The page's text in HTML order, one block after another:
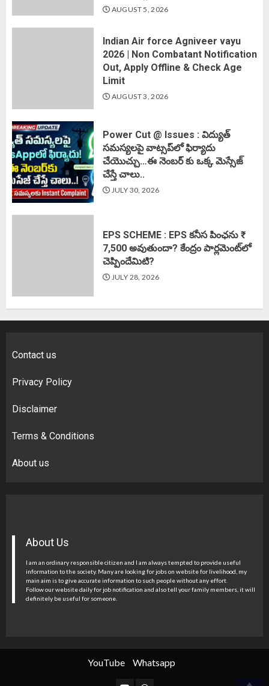
AUGUST 5, 2026
Indian Air force Agniveer vayu
2026 | Non Combatant Notification
Out, Apply Offline & Check Age
Limit
AUGUST 3, 2026
Power Cut @ Issues : విద్యుత్
సమస్యలపై వాట్సప్‌లో ఫిర్యాదు
చేయొచ్చు…ఈ నెంబర్ కు ఒక్క మెస్సేజ్
చేస్తే చాలు..
JULY 30, 2026
EPS SCHEME : EPS కనీస పింఛను ₹
7,500 అవుతుందా? కేంద్రం పార్లమెంట్‌లో
చెప్పిందేమిటి?
JULY 28, 2026
Contact us
Privacy Policy
Disclaimer
Terms & Conditions
About us
About Us
I am an ordinary responsible citizen and I am always tempted to provide useful
information to the society. Many are looking for jobs on website for livelihood, my
main aim is to give accurate information to such people without any effort.
Follow our website daily for job notification and also tell your family members, it will
definitely be useful for someone.
YouTube Whatsapp